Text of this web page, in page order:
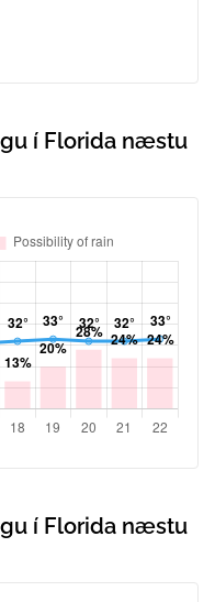
í Florida næstu
í Florida næstu